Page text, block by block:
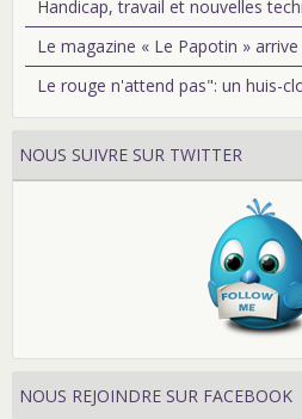
Handicap, travail et nouvelles
Le magazine « Le Papotin »
Le rouge n'attend pas": un huis-
NOUS SUIVRE SUR TWITTER
NOUS REJOINDRE SUR FACEBOOK